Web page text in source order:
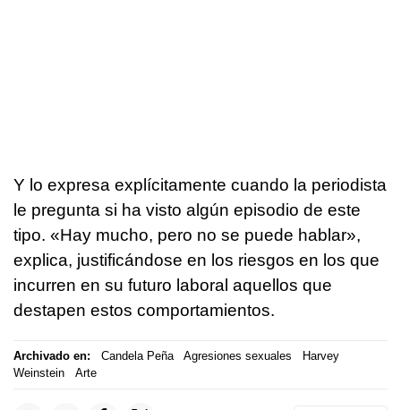
Y lo expresa explícitamente cuando la periodista
le pregunta si ha visto algún episodio de este
tipo. «Hay mucho, pero no se puede hablar»,
explica, justificándose en los riesgos en los que
incurren en su futuro laboral aquellos que
destapen estos comportamientos.
Archivado en: Candela Peña Agresiones sexuales
Harvey
Weinstein
Arte